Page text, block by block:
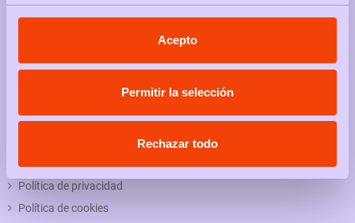
Acepto
Permitir la selección
Rechazar todo
OK
Condiciones de uso
Política de privacidad
Política de cookies